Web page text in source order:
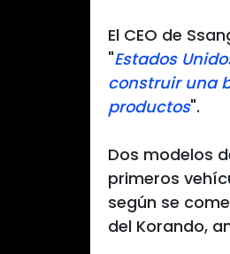
El CEO de
"Estados
construir una
productos".
Dos modelos
primeros
según se
del Korando,